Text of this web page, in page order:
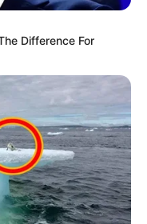
Difference For